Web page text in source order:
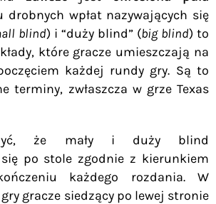
drobnych wpłat nazywających się
blind) i “duży blind” (big blind) to
które gracze umieszczają na
każdej rundy gry. Są to
terminy, zwłaszcza w grze Texas
że mały i duży blind
po stole zgodnie z kierunkiem
każdego rozdania. W
gracze siedzący po lewej stronie